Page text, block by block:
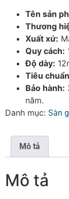
Tên sản
Thương
Xuất xứ:
Quy cách:
Độ dày:
Tiêu
Bảo hành:
năm.
Danh mục: Sàn
Mô tả
Mô tả